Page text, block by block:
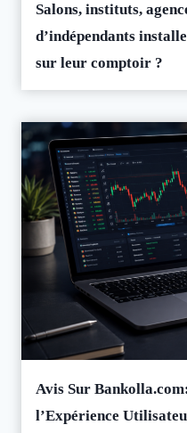
Salons, instituts,
d’indépendants
sur leur comptoir ?
Avis Sur
l’Expérience